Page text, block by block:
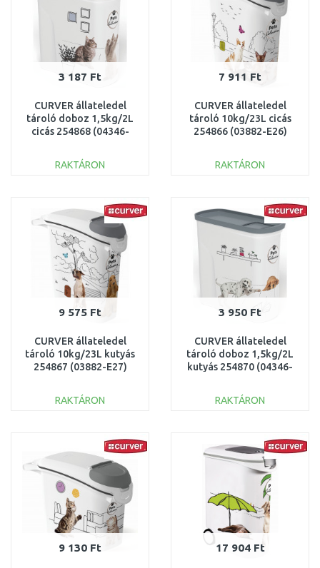
3 187 Ft
CURVER állateledel
tároló doboz 1,5kg/2L
cicás 254868 (04346-
RAKTÁRON
Összehasonlítás
7 911 Ft
CURVER állateledel
tároló 10kg/23L cicás
254866 (03882-E26)
RAKTÁRON
Összehasonlítás
9 575 Ft
CURVER állateledel
tároló 10kg/23L kutyás
254867 (03882-E27)
RAKTÁRON
Összehasonlítás
3 950 Ft
CURVER állateledel
tároló doboz 1,5kg/2L
kutyás 254870 (04346-
RAKTÁRON
Összehasonlítás
9 130 Ft 17 904 Ft